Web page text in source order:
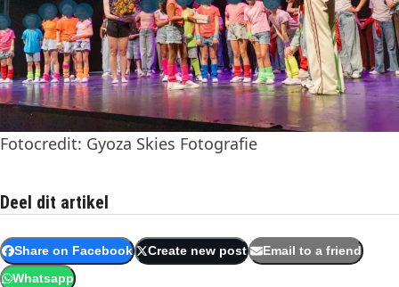
Fotocredit: Gyoza Skies Fotografie
Deel dit artikel
Share on Facebook Create new post Email to a friend
Whatsapp